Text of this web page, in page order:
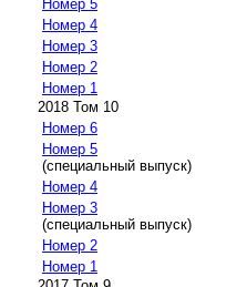
Номер 5
Номер 4
Номер 3
Номер 2
Номер 1
2018 Том 10
Номер 6
Номер 5
(специальный выпуск)
Номер 4
Номер 3
(специальный выпуск)
Номер 2
Номер 1